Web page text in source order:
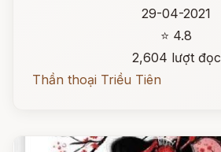
29-04-2021
⭐ 4.8
2,604 lượt đọc
Thần thoại Triều Tiên